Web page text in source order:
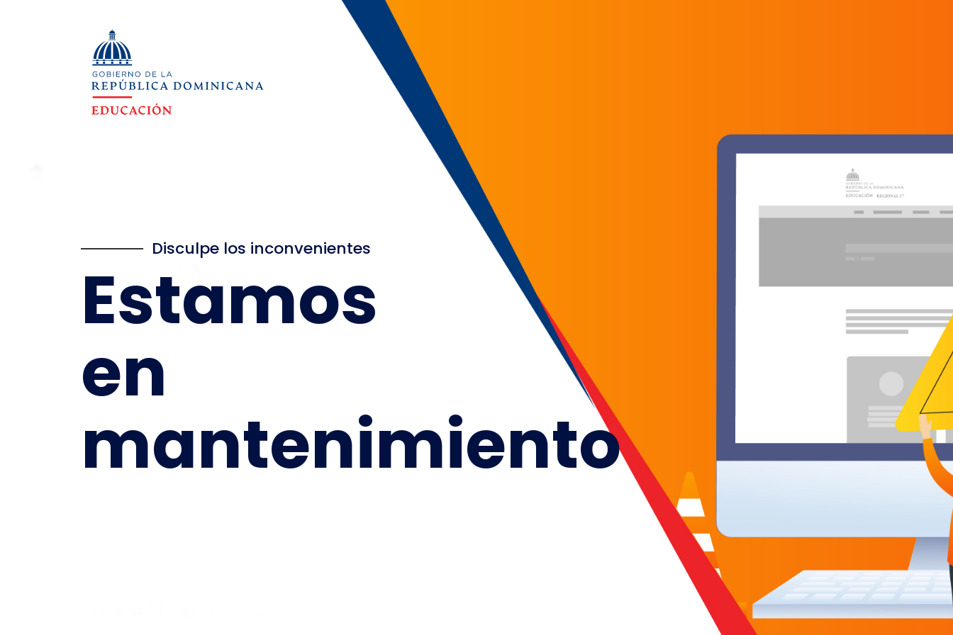
Disculpe los inconvenientes
Estamos
en
mantenimiento